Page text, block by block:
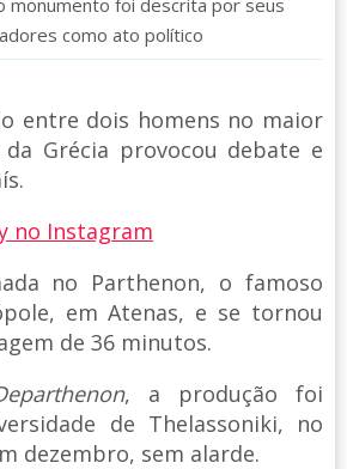
como ato político
entre dois homens no maior
Grécia provocou debate e
no Instagram
no Parthenon, o famoso
em Atenas, e se tornou
de 36 minutos.
, a produção foi
de Thelassoniki, no
dezembro, sem alarde.